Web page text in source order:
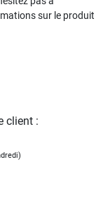
sur le produit
client :